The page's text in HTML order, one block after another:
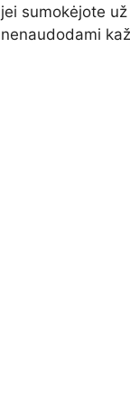
jei sumokėjote
nenaudodami